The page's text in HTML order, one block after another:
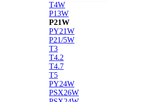
T4W
P13W
P21W
PY21W
P21/5W
T3
T4.2
T4.7
T5
PY24W
PSX26W